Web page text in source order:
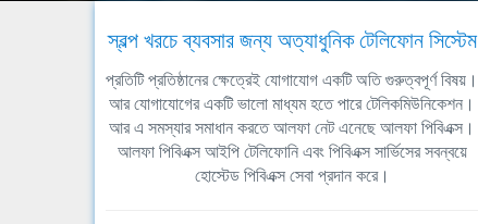
স্বল্প খরচে ব্যবসার জন্য অত্যাধুনিক টেলিফোন সিস্টেম
প্রতিটি প্রতিষ্ঠানের ক্ষেত্রেই যোগাযোগ একটি অতি গুরুত্বপূর্ণ বিষয়।
আর যোগাযোগের একটি ভালো মাধ্যম হতে পারে টেলিকমিউনিকেশন।
আর এ সমস্যার সমাধান করতে আলফা নেট এনেছে আলফা পিবিএক্স।
আলফা পিবিএক্স আইপি টেলিফোনি এবং পিবিএক্স সার্ভিসের সবন্বয়ে
হোস্টেড পিবিএক্স সেবা প্রদান করে।